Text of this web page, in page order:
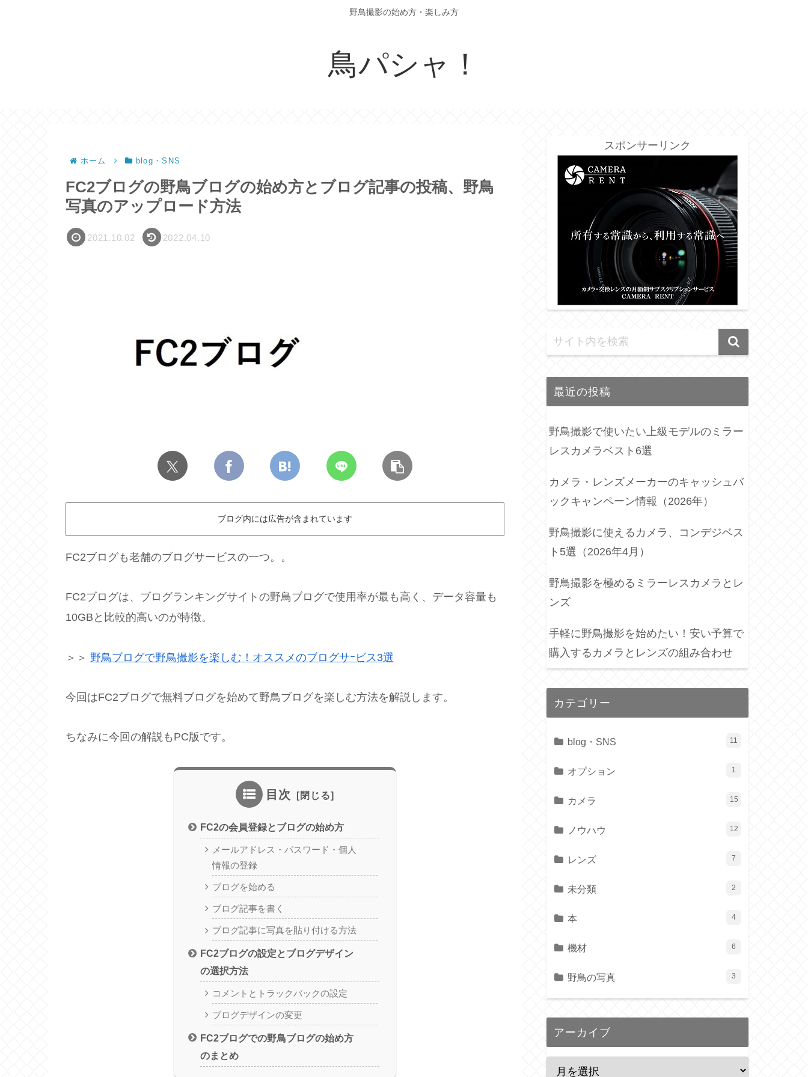
野鳥撮影の始め方・楽しみ方
鳥パシャ！
ホーム blog・SNS
FC2ブログの野鳥ブログの始め方とブログ記事の投稿、野鳥
写真のアップロード方法
2021.10.02 2022.04.10
ブログ内には広告が含まれています
FC2ブログも老舗のブログサービスの一つ。。
FC2ブログは、ブログランキングサイトの野鳥ブログで使用率が最も高く、データ容量も
10GBと比較的高いのが特徴。
＞＞ 野鳥ブログで野鳥撮影を楽しむ！オススメのブログサｰビス3選
今回はFC2ブログで無料ブログを始めて野鳥ブログを楽しむ方法を解説します。
ちなみに今回の解説もPC版です。
目次
FC2の会員登録とブログの始め方
メールアドレス・パスワード・個人
情報の登録
ブログを始める
ブログ記事を書く
ブログ記事に写真を貼り付ける方法
FC2ブログの設定とブログデザイン
の選択方法
コメントとトラックバックの設定
ブログデザインの変更
FC2ブログでの野鳥ブログの始め方
のまとめ
スポンサーリンク
最近の投稿
野鳥撮影で使いたい上級モデルのミラー
レスカメラベスト6選
カメラ・レンズメーカーのキャッシュバ
ックキャンペーン情報（2026年）
野鳥撮影に使えるカメラ、コンデジベス
ト5選（2026年4月）
野鳥撮影を極めるミラーレスカメラとレ
ンズ
手軽に野鳥撮影を始めたい！安い予算で
購入するカメラとレンズの組み合わせ
カテゴリー
blog・SNS 11
オプション 1
カメラ 15
ノウハウ 12
レンズ 7
未分類 2
本 4
機材 6
野鳥の写真 3
アーカイブ